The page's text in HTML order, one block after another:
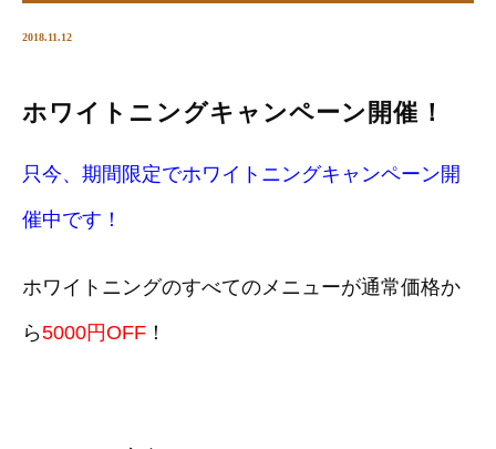
2018.11.12
ホワイトニングキャンペーン開催！
只今、期間限定でホワイトニングキャンペーン開
催中です！
ホワイトニングのすべてのメニューが通常価格か
ら5000円OFF ！